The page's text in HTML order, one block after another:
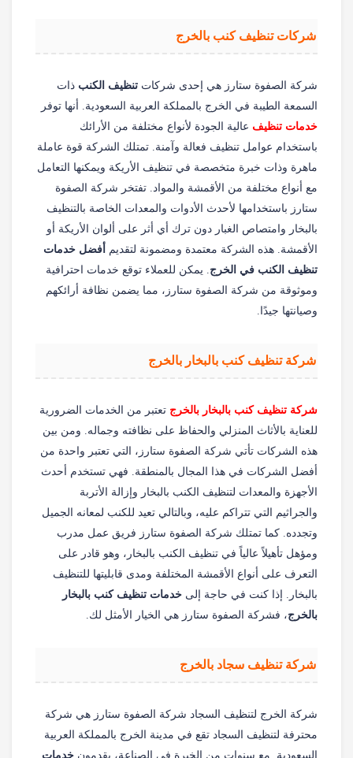
شركات تنظيف كنب بالخرج
شركة الصفوة ستارز هي إحدى شركات تنظيف الكنب ذات
السمعة الطيبة في الخرج بالمملكة العربية السعودية. أنها توفر
خدمات تنظيف عالية الجودة لأنواع مختلفة من الأرائك
باستخدام عوامل تنظيف فعالة وآمنة. تمتلك الشركة قوة عاملة
ماهرة وذات خبرة متخصصة في تنظيف الأريكة ويمكنها التعامل
مع أنواع مختلفة من الأقمشة والمواد. تفتخر شركة الصفوة
ستارز باستخدامها لأحدث الأدوات والمعدات الخاصة بالتنظيف
بالبخار وامتصاص الغبار دون ترك أي أثر على ألوان الأريكة أو
الأقمشة. هذه الشركة معتمدة ومضمونة لتقديم أفضل خدمات
تنظيف الكنب في الخرج. يمكن للعملاء توقع خدمات احترافية
وموثوقة من شركة الصفوة ستارز، مما يضمن نظافة أرائكهم
وصيانتها جيدًا.
شركة تنظيف كنب بالبخار بالخرج
شركة تنظيف كنب بالبخار بالخرج تعتبر من الخدمات الضرورية
للعناية بالأثاث المنزلي والحفاظ على نظافته وجماله. ومن بين
هذه الشركات تأتي شركة الصفوة ستارز، التي تعتبر واحدة من
أفضل الشركات في هذا المجال بالمنطقة. فهي تستخدم أحدث
الأجهزة والمعدات لتنظيف الكنب بالبخار وإزالة الأتربة
والجراثيم التي تتراكم عليه، وبالتالي تعيد للكنب لمعانه الجميل
وتجدده. كما تمتلك شركة الصفوة ستارز فريق عمل مدرب
ومؤهل تأهيلاً عالياً في تنظيف الكنب بالبخار، وهو قادر على
التعرف على أنواع الأقمشة المختلفة ومدى قابليتها للتنظيف
بالبخار. إذا كنت في حاجة إلى خدمات تنظيف كنب بالبخار
بالخرج، فشركة الصفوة ستارز هي الخيار الأمثل لك.
شركة تنظيف سجاد بالخرج
شركة الخرج لتنظيف السجاد شركة الصفوة ستارز هي شركة
محترفة لتنظيف السجاد تقع في مدينة الخرج بالمملكة العربية
السعودية. مع سنوات من الخبرة في الصناعة، يقدمون خدمات